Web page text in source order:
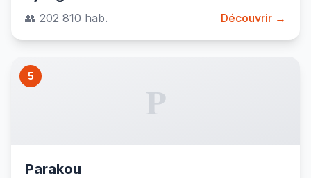
👥 202 810 hab. Découvrir →
5
P
Parakou